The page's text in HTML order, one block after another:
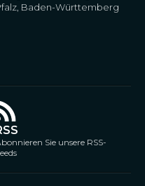
Baden-Württemberg
Sie unsere RSS-